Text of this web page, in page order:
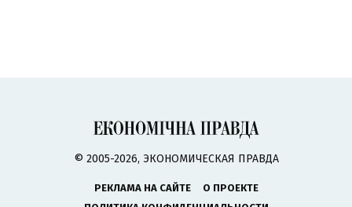
© 2005-2026, ЭКОНОМИЧЕСКАЯ ПРАВДА
РЕКЛАМА НА САЙТЕ
О ПРОЕКТЕ